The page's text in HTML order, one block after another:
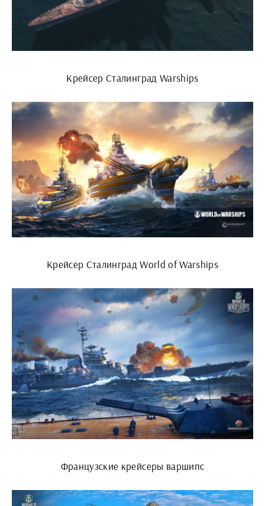
Крейсер Сталинград Warships
Крейсер Сталинград World of Warships
Французские крейсеры варшипс